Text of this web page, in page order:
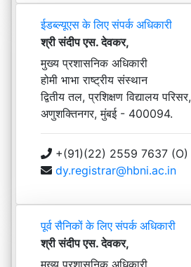
ईडब्ल्यूएस के लिए संपर्क अधिकारी
श्री संदीप एस. देवकर,
मुख्य प्रशासनिक अधिकारी
होमी भाभा राष्ट्रीय संस्थान
द्वितीय तल, प्रशिक्षण विद्यालय परिसर,
अणुशक्तिनगर, मुंबई - 400094.
+(91)(22) 2559 7637 (O)
dy.registrar@hbni.ac.in
पूर्व सैनिकों के लिए संपर्क अधिकारी
श्री संदीप एस. देवकर,
मुख्य प्रशासनिक अधिकारी